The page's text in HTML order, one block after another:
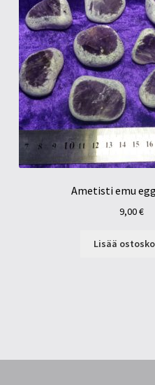
Ametisti emu
9,00€
Lisää